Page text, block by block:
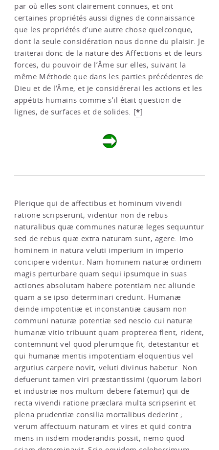
par où elles sont clairement connues, et ont
certaines propriétés aussi dignes de connaissance
que les propriétés d’une autre chose quelconque,
dont la seule considération nous donne du plaisir. Je
traiterai donc de la nature des Affections et de leurs
forces, du pouvoir de l’Âme sur elles, suivant la
même Méthode que dans les parties précédentes de
Dieu et de l’Âme, et je considérerai les actions et les
appétits humains comme s’il était question de
lignes, de surfaces et de solides. [*]
Plerique qui de affectibus et hominum vivendi
ratione scripserunt, videntur non de rebus
naturalibus quæ communes naturæ leges sequuntur
sed de rebus quæ extra naturam sunt, agere. Imo
hominem in natura veluti imperium in imperio
concipere videntur. Nam hominem naturæ ordinem
magis perturbare quam sequi ipsumque in suas
actiones absolutam habere potentiam nec aliunde
quam a se ipso determinari credunt. Humanæ
deinde impotentiæ et inconstantiæ causam non
communi naturæ potentiæ sed nescio cui naturæ
humanæ vitio tribuunt quam propterea flent, rident,
contemnunt vel quod plerumque fit, detestantur et
qui humanæ mentis impotentiam eloquentius vel
argutius carpere novit, veluti divinus habetur. Non
defuerunt tamen viri præstantissimi (quorum labori
et industriæ nos multum debere fatemur) qui de
recta vivendi ratione præclara multa scripserint et
plena prudentiæ consilia mortalibus dederint ;
verum affectuum naturam et vires et quid contra
mens in iisdem moderandis possit, nemo quod